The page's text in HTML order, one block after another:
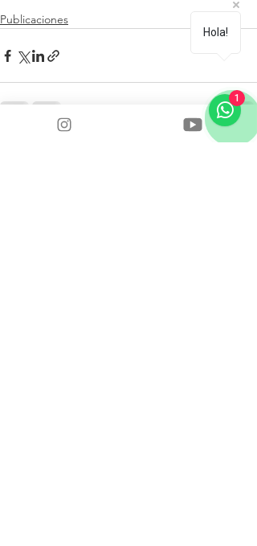
Publicaciones
See All
Hola!
1